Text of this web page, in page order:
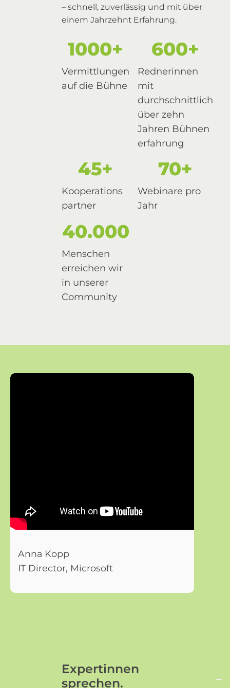
1000+
Vermittlungen
auf die Bühne
600+
Rednerinnen
mit
durchschnittlich
über zehn
Jahren Bühnen
erfahrung
45+
Kooperations
partner
70+
Webinare pro
Jahr
40.000
Menschen
erreichen wir
in unserer
Community
– schnell, zuverlässig und mit über
einem Jahrzehnt Erfahrung.
Anna Kopp
IT Director, Microsoft
Expertinnen
sprechen.